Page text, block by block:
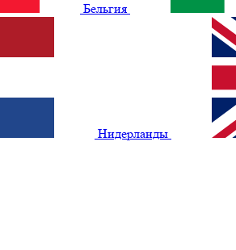
Бельгия
Нидерланды